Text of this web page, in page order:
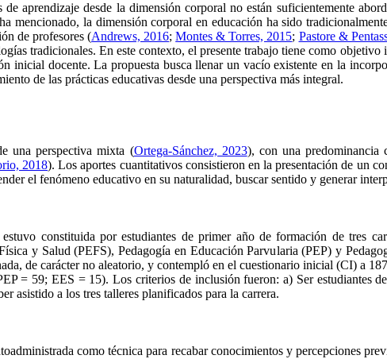
de aprendizaje desde la dimensión corporal no están suficientemente
mencionado, la dimensión corporal en educación ha sido
de profesores (Andrews, 2016;Montes & Torres, 2015; Pastore &
tradicionales. En este contexto, el presente trabajo tiene como
inicial docente. La propuesta busca llenar un vacío existente en la
de las prácticas educativas desde una perspectiva más integral.
una perspectiva mixta (Ortega-Sánchez, 2023), con una predominancia
2018). Los aportes cuantitativos consistieron en la presentación de un
el fenómeno educativo en su naturalidad, buscar sentido y generar
constituida por estudiantes de primer año de formación de tres
y Salud (PEFS), Pedagogía en Educación Parvularia (PEP) y
de carácter no aleatorio, y contempló en el cuestionario inicial (CI) a
= 59; EES = 15). Los criterios de inclusión fueron: a) Ser estudiantes
asistido a los tres talleres planificados para la carrera.
como técnica para recabar conocimientos y percepciones